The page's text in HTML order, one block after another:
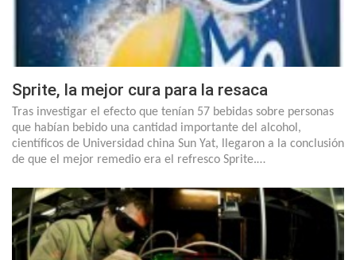
Sprite, la mejor cura para la resaca
Tras investigar el efecto que tenían 57 bebidas sobre personas
que habían bebido una cantidad importante del alcohol,
científicos de Universidad china Sun Yat, llegaron a la conclusión
de que el mejor remedio era el refresco Sprite.…